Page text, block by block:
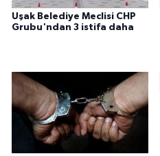
Uşak Belediye Meclisi CHP
Grubu'ndan 3 istifa daha